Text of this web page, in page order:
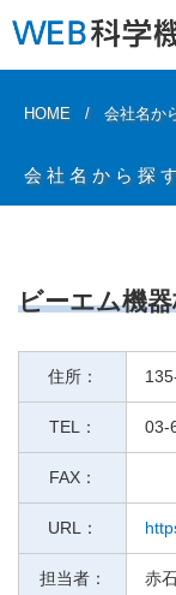
HOME 会社名か
会社名から探
ビーエム機
住所：
TEL： 03-
FAX：
URL：
担当者： 赤